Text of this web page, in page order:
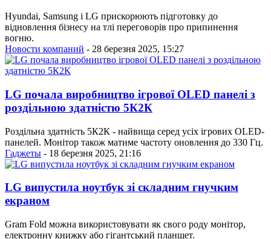
Hyundai, Samsung і LG прискорюють підготовку до
відновлення бізнесу на тлі переговорів про припинення
вогню.
Новости компаний - 28 березня 2025, 15:27
LG почала виробництво ігрової OLED панелі з
роздільною здатністю 5К2К
Роздільна здатність 5К2К - найвища серед усіх ігрових OLED-
панелей. Монітор також матиме частоту оновлення до 330 Гц.
Гаджеты - 18 березня 2025, 21:16
LG випустила ноутбук зі складним гнучким
екраном
Gram Fold можна використовувати як свого роду монітор,
електронну книжку або гігантський планшет.